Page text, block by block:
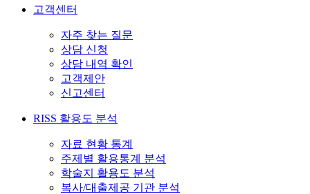
고객센터
자주 찾는 질문
상담 신청
상담 내역 확인
고객제안
신고센터
RISS 활용도 분석
자료 현황 통계
주제별 활용통계 분석
학술지 활용도 분석
복사/대출제공 기관 분석